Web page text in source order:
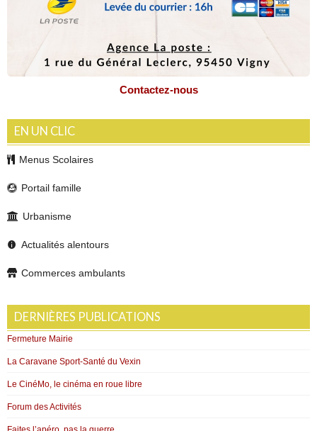
Contactez-nous
EN UN CLIC
Menus Scolaires
Portail famille
Urbanisme
Actualités alentours
Commerces ambulants
DERNIÈRES PUBLICATIONS
Fermeture Mairie
La Caravane Sport-Santé du Vexin
Le CinéMo, le cinéma en roue libre
Forum des Activités